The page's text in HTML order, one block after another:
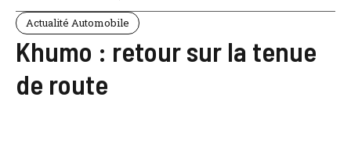
Actualité Automobile
Khumo : retour sur la tenue
de route